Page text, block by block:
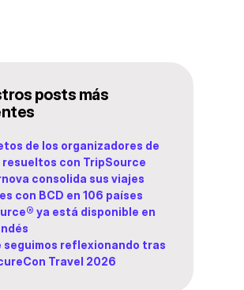
posts más
de los organizadores de
resueltos con TripSource
consolida sus viajes
con BCD en 106 países
ya está disponible en
seguimos reflexionando tras
Travel 2026